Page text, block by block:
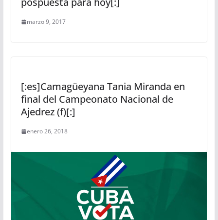
marzo 9, 2017
[:es]Camagüeyana Tania Miranda en
final del Campeonato Nacional de
Ajedrez (f)[:]
enero 26, 2018